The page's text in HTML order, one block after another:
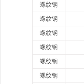
螺纹钢
螺纹钢
螺纹钢
螺纹钢
螺纹钢
螺纹钢